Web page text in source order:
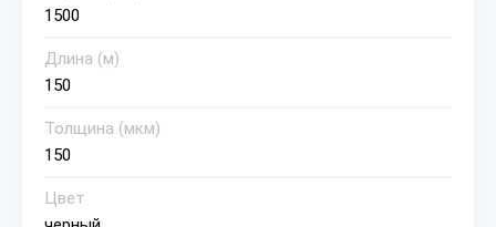
1500
Длина (м)
150
Толщина (мкм)
150
Цвет